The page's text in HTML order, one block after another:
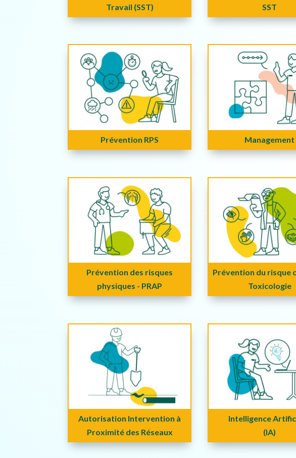
Travail (SST)
SST
Prévention RPS Management
Prévention des risques
physiques - PRAP
Prévention du risque
Toxicologie
Autorisation Intervention à
Proximité des Réseaux
Intelligence
(IA)